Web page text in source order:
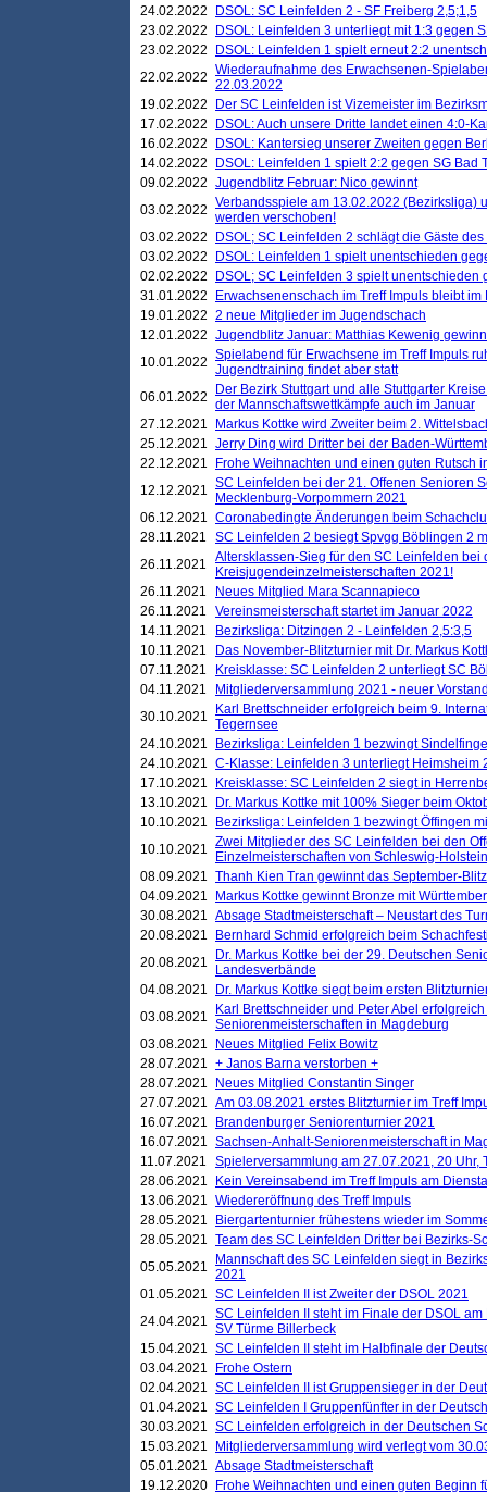
24.02.2022
DSOL: SC Leinfelden 2 - SF Freiberg 2,5;1,5
23.02.2022
DSOL: Leinfelden 3 unterliegt mit 1:3 gegen
23.02.2022
DSOL: Leinfelden 1 spielt erneut 2:2
22.02.2022 Wiederaufnahme des Erwachsenen-
22.03.2022
19.02.2022
Der SC Leinfelden ist Vizemeister im
17.02.2022
DSOL: Auch unsere Dritte landet einen 4:0-
16.02.2022
DSOL: Kantersieg unserer Zweiten gegen
14.02.2022
DSOL: Leinfelden 1 spielt 2:2 gegen SG Bad
09.02.2022 Jugendblitz Februar: Nico gewinnt
03.02.2022 Verbandsspiele am 13.02.2022 (Bezirksliga)
werden verschoben!
03.02.2022
DSOL; SC Leinfelden 2 schlägt die Gäste
03.02.2022
DSOL: Leinfelden 1 spielt unentschieden
02.02.2022
DSOL; SC Leinfelden 3 spielt unentschieden
31.01.2022
Erwachsenenschach im Treff Impuls bleibt
19.01.2022 2 neue Mitglieder im Jugendschach
12.01.2022 Jugendblitz Januar: Matthias Kewenig
10.01.2022 Spielabend für Erwachsene im Treff Impuls
Jugendtraining findet aber statt
06.01.2022
Der Bezirk Stuttgart und alle Stuttgarter
der Mannschaftswettkämpfe auch im Januar
27.12.2021
Markus Kottke wird Zweiter beim 2.
25.12.2021 Jerry Ding wird Dritter bei der Baden-
22.12.2021
Frohe Weihnachten und einen guten Rutsch
12.12.2021 SC Leinfelden bei der 21. Offenen Senioren
Mecklenburg-Vorpommern 2021
06.12.2021 Coronabedingte Änderungen beim
28.11.2021
SC Leinfelden 2 besiegt Spvgg Böblingen 2
26.11.2021
Altersklassen-Sieg für den SC Leinfelden bei
Kreisjugendeinzelmeisterschaften 2021!
26.11.2021
Neues Mitglied Mara Scannapieco
26.11.2021
Vereinsmeisterschaft startet im Januar 2022
14.11.2021
Bezirksliga: Ditzingen 2 - Leinfelden 2,5:3,5
10.11.2021
Das November-Blitzturnier mit Dr. Markus
07.11.2021
Kreisklasse: SC Leinfelden 2 unterliegt SC
04.11.2021
Mitgliederversammlung 2021 - neuer
30.10.2021
Karl Brettschneider erfolgreich beim 9.
Tegernsee
24.10.2021
Bezirksliga: Leinfelden 1 bezwingt
24.10.2021 C-Klasse: Leinfelden 3 unterliegt Heimsheim
17.10.2021
Kreisklasse: SC Leinfelden 2 siegt in
13.10.2021
Dr. Markus Kottke mit 100% Sieger beim
10.10.2021
Bezirksliga: Leinfelden 1 bezwingt Öffingen
10.10.2021 Zwei Mitglieder des SC Leinfelden bei den
Einzelmeisterschaften von Schleswig-
08.09.2021 Thanh Kien Tran gewinnt das September-
04.09.2021
Markus Kottke gewinnt Bronze mit
30.08.2021 Absage Stadtmeisterschaft – Neustart des
20.08.2021
Bernhard Schmid erfolgreich beim
20.08.2021
Dr. Markus Kottke bei der 29. Deutschen
Landesverbände
04.08.2021
Dr. Markus Kottke siegt beim ersten
03.08.2021
Karl Brettschneider und Peter Abel
Seniorenmeisterschaften in Magdeburg
03.08.2021
Neues Mitglied Felix Bowitz
28.07.2021 + Janos Barna verstorben +
28.07.2021
Neues Mitglied Constantin Singer
27.07.2021 Am 03.08.2021 erstes Blitzturnier im Treff
16.07.2021
Brandenburger Seniorenturnier 2021
16.07.2021 Sachsen-Anhalt-Seniorenmeisterschaft in
11.07.2021
Spielerversammlung am 27.07.2021, 20 Uhr,
28.06.2021
Kein Vereinsabend im Treff Impuls am
13.06.2021 Wiedereröffnung des Treff Impuls
28.05.2021
Biergartenturnier frühestens wieder im
28.05.2021 Team des SC Leinfelden Dritter bei Bezirks-
05.05.2021
Mannschaft des SC Leinfelden siegt in
2021
01.05.2021 SC Leinfelden II ist Zweiter der DSOL 2021
24.04.2021 SC Leinfelden II steht im Finale der DSOL
SV Türme Billerbeck
15.04.2021 SC Leinfelden II steht im Halbfinale der
03.04.2021
Frohe Ostern
02.04.2021 SC Leinfelden II ist Gruppensieger in der
01.04.2021 SC Leinfelden I Gruppenfünfter in der
30.03.2021 SC Leinfelden erfolgreich in der Deutschen
15.03.2021
Mitgliederversammlung wird verlegt vom
05.01.2021 Absage Stadtmeisterschaft
19.12.2020
Frohe Weihnachten und einen guten Beginn